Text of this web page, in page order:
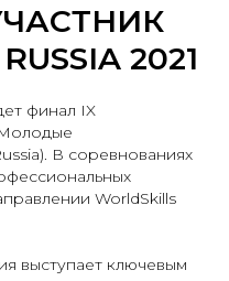
2021
финал IX
В соревнованиях
WorldSkills
выступает ключевым